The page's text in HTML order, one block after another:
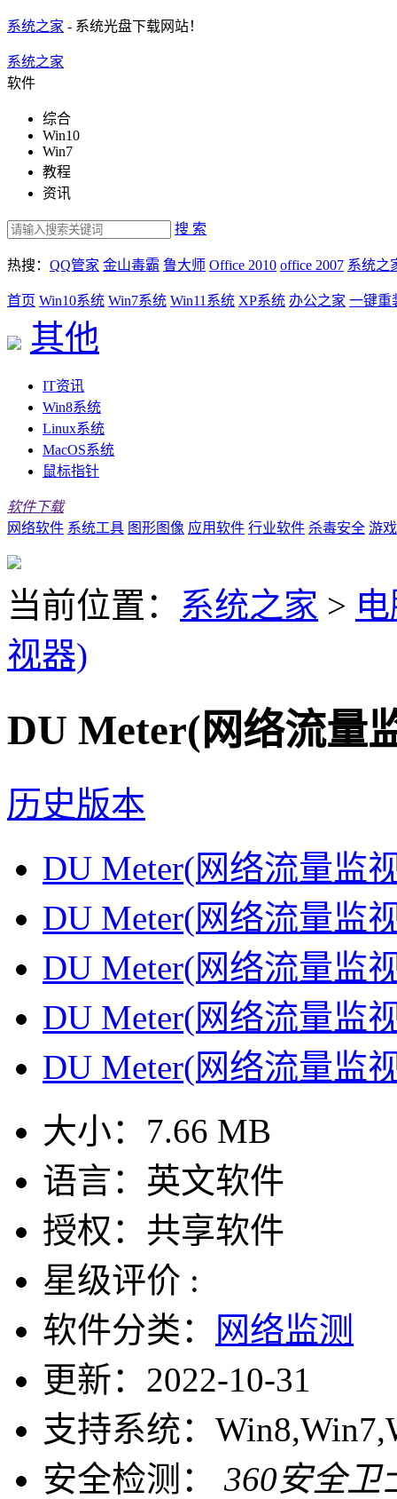
系统之家 - 系统光盘下载网站！
系统之家
软件
综合
Win10
Win7
教程
资讯
搜 索
热搜： QQ管家 金山毒霸 鲁大师 Office 2010 office 2007 系统之
首页 Win10系统 Win7系统 Win11系统 XP系统 办公之家 一键重
其他
IT资讯
Win8系统
Linux系统
MacOS系统
鼠标指针
软件下载
网络软件 系统工具 图形图像 应用软件 行业软件 杀毒安全 游
当前位置： 系统之家 >
视器)
DU Meter(网络流量
历史版本
DU Meter(网络流量监
DU Meter(网络流量监
DU Meter(网络流量监
DU Meter(网络流量监
DU Meter(网络流量监
大小： 7.66 MB
语言： 英文软件
授权： 共享软件
星级评价 :
软件分类：
网络监测
更新： 2022-10-31
支持系统：
安全检测：
360安全卫